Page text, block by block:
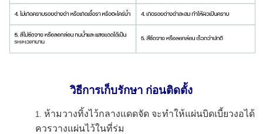
วิธีการเก็บรักษา ก่อนติดตั้ง
ห้ามวางทิ้งไว้กลางแดดจัด จะทำให้แผ่นบิดเบี้ยวงอได้
ควรวางแผ่นไว้ในที่ร่ม